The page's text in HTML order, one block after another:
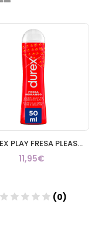
DUREX PLAY FRESA PLEASURE GEL LUBRICANTE HIDROSOLUBLE INTIMO 1 ENVASE 50 ml
11,95€
(0)